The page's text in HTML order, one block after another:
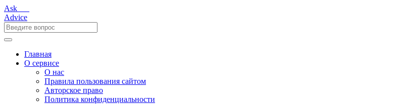
Ask___
Advice
Главная
О сервисе
О нас
Правила пользования сайтом
Авторское право
Политика конфиденциальности